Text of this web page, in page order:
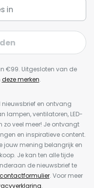
€99. Uitgesloten van de
deze merken.
nieuwsbrief en ontvang
lampen, ventilatoren, LED-
veel meer! Je ontvangt
en inspiratieve content.
jouw mening belangrijk en
Je kan ten alle tijde
de nieuwsbrief te
contactformulier. Voor meer
.